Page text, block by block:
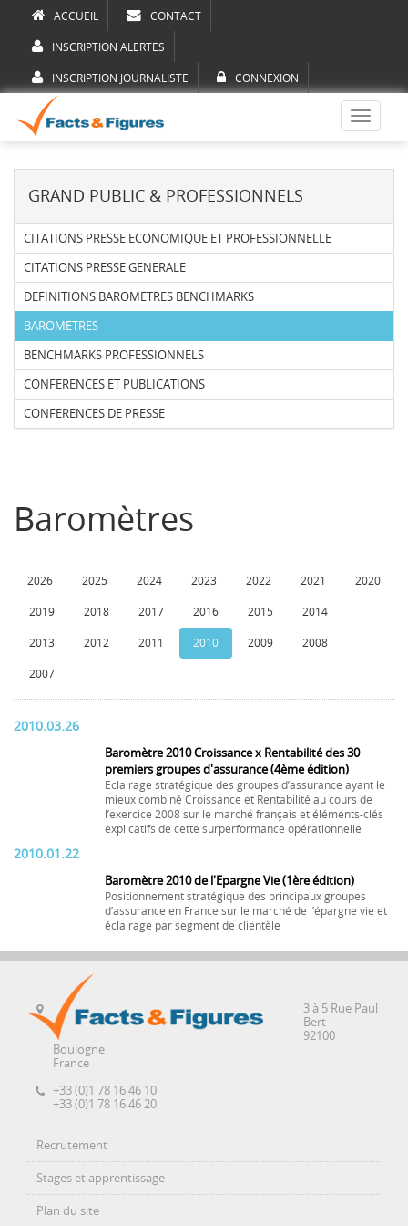
ACCUEIL CONTACT
INSCRIPTION ALERTES
INSCRIPTION JOURNALISTE CONNEXION
Toggle
GRAND PUBLIC & PROFESSIONNELS
CITATIONS PRESSE ECONOMIQUE ET PROFESSIONNELLE
CITATIONS PRESSE GENERALE
DEFINITIONS BAROMETRES BENCHMARKS
BAROMETRES
BENCHMARKS PROFESSIONNELS
CONFERENCES ET PUBLICATIONS
CONFERENCES DE PRESSE
Baromètres
2026 2025 2024 2023 2022 2021 2020
2019 2018 2017 2016 2015 2014
2013 2012 2011 2010 2009 2008
2007
2010.03.26
Baromètre 2010 Croissance x Rentabilité des 30
premiers groupes d'assurance (4ème édition)
Eclairage stratégique des groupes d’assurance ayant le
mieux combiné Croissance et Rentabilité au cours de
l’exercice 2008 sur le marché français et éléments-clés
explicatifs de cette surperformance opérationnelle
2010.01.22
Baromètre 2010 de l'Epargne Vie (1ère édition)
Positionnement stratégique des principaux groupes
d’assurance en France sur le marché de l’épargne vie et
éclairage par segment de clientèle
3 à 5 Rue Paul
Bert
92100
Boulogne
France
+33 (0)1 78 16 46 10
+33 (0)1 78 16 46 20
Recrutement
Stages et apprentissage
Plan du site